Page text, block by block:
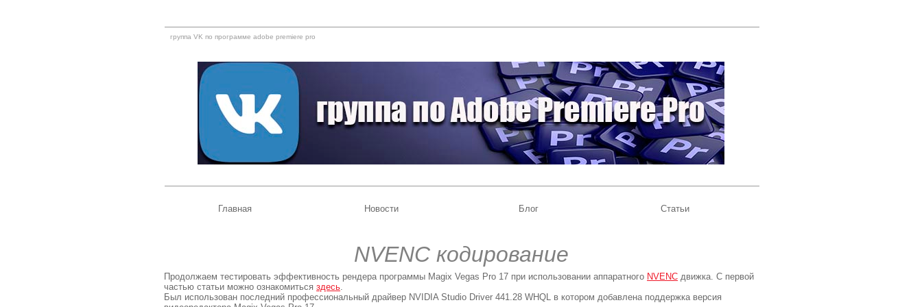
группа VK по программе adobe premiere pro
Главная Новости Блог Статьи
NVENC кодирование
Продолжаем тестировать эффективность рендера программы Magix Vegas Pro 17 при использовании аппаратного NVENC движка. С первой
частью статьи можно ознакомитьсяздесь.
Был использован последний профессиональный драйвер NVIDIA Studio Driver 441.28 WHQL в котором добавлена поддержка версия